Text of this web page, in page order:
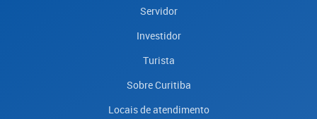
Servidor
Investidor
Turista
Sobre Curitiba
Locais de atendimento